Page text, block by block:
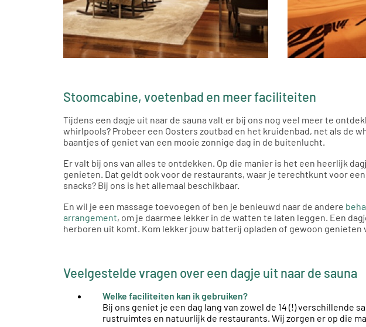
Stoomcabine, voetenbad en meer faciliteiten
Tijdens een dagje uit naar de sauna valt er bij ons nog veel meer te
whirlpools? Probeer een Oosters zoutbad en het kruidenbad, net als de
baantjes of geniet van een mooie zonnige dag in de buitenlucht.
Er valt bij ons van alles te ontdekken. Op die manier is het een heerlijk
genieten. Dat geldt ook voor de restaurants, waar je terechtkunt voor
snacks? Bij ons is het allemaal beschikbaar.
En wil je een massage toevoegen of ben je benieuwd naar de andere
arrangement, om je daarmee lekker in de watten te laten leggen. Een
herboren uit komt. Kom lekker jouw batterij opladen of gewoon
Veelgestelde vragen over een dagje uit naar de sauna
Welke faciliteiten kan ik gebruiken?
Bij ons geniet je een dag lang van zowel de 14 (!) verschillende
rustruimtes en natuurlijk de restaurants. Wij zorgen er op die